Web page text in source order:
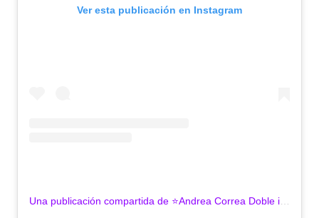
Ver esta publicación en Instagram